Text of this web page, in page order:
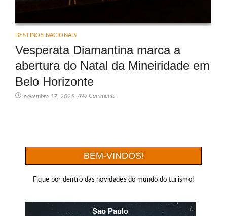
DESTINOS NACIONAIS
Vesperata Diamantina marca a
abertura do Natal da Mineiridade em
Belo Horizonte
novembro 17, 2025 /No Comments
BEM-VINDOS!
Fique por dentro das novidades do mundo do turismo!
Sao Paulo